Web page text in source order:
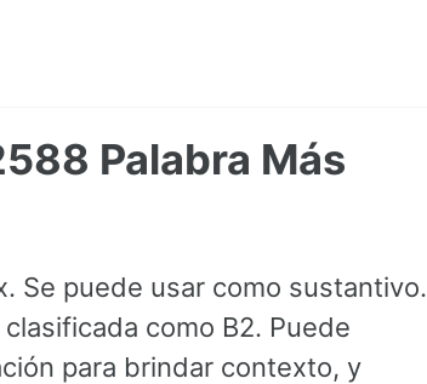
Palabra Más
Se puede usar como sustantivo.
como B2. Puede
para brindar contexto, y